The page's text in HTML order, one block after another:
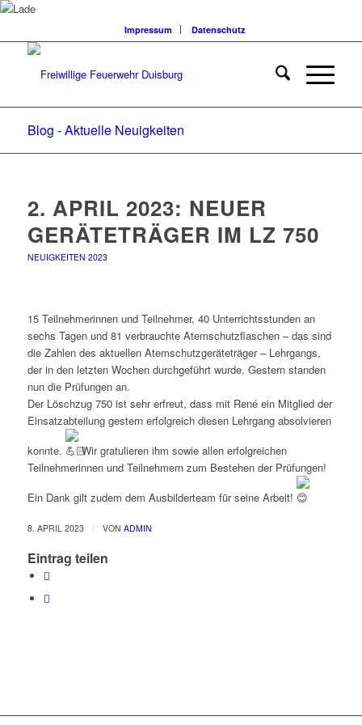
Impressum Datenschutz
Blog - Aktuelle Neuigkeiten
2. APRIL 2023: NEUER
GERÄTETRÄGER IM LZ 750
NEUIGKEITEN 2023
15 Teilnehmerinnen und Teilnehmer, 40 Unterrichtsstunden an
sechs Tagen und 81 verbrauchte Atemschutzflaschen – das sind
die Zahlen des aktuellen Atemschutzgeräteträger – Lehrgangs,
der in den letzten Wochen durchgeführt wurde. Gestern standen
nun die Prüfungen an.
Der Löschzug 750 ist sehr erfreut, dass mit René ein Mitglied der
Einsatzabteilung gestern erfolgreich diesen Lehrgang absolvieren
konnte.
Wir gratulieren ihm sowie allen erfolgreichen
Teilnehmerinnen und Teilnehmern zum Bestehen der Prüfungen!
Ein Dank gilt zudem dem Ausbilderteam für seine Arbeit!
8. APRIL 2023 / VON ADMIN
Eintrag teilen